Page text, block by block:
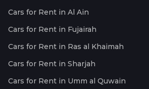
Cars for Rent in Al Ain
Cars for Rent in Fujairah
Cars for Rent in Ras al Khaimah
Cars for Rent in Sharjah
Cars for Rent in Umm al Quwain